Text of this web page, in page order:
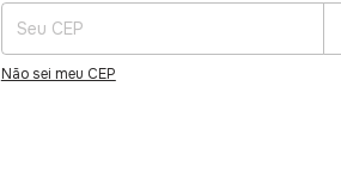
Não sei meu CEP